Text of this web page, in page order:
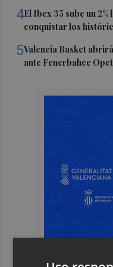
4El Ibex 35 sube un
conquistar los
5Valencia Basket
ante Fenerbahce Opet